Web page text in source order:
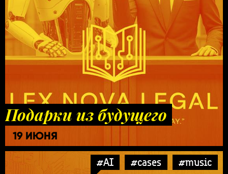
Подарки из будущего
19 ИЮНЯ
#AI #cases #music